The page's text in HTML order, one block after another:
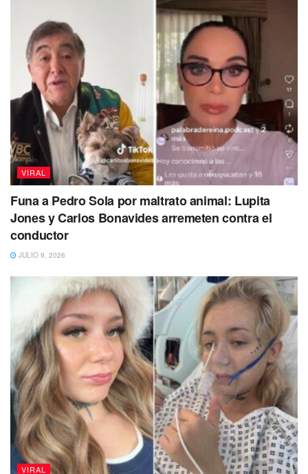
Por la rareza del animal,
el negocio también menciona
que solo podrán acceder a este platillo aquellos que
reserven su lugar
con por lo menos un mes de
anticipación.
Cabe mencionar, queeste restaurante también ofrece
en su menú carne de camello, hígado de tiburón, carne
de oso pardo, cocodrilo,entre todos animales exóticos,
lo cual le otorga su exclusividad.
Usuarios de internet reaccionan al platillo de
ajolotes fritos
VIRAL
Funa a Pedro Sola por maltrato animal: Lupita
Jones y Carlos Bonavides arremeten contra el
conductor
JULIO 9, 2026
VIRAL